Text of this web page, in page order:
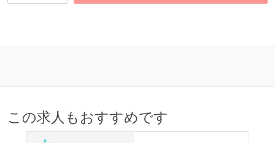
全てのコードをバージョン管理ツールで管理している
ビルド、自動デプロイ環境が整備されている
コードによるインフラ構成管理（Infrastructure as
この求人もおすすめです